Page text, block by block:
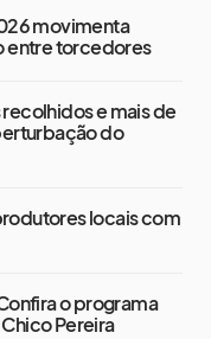
movimenta
entre torcedores
e mais de
do
locais com
o programa
Pereira